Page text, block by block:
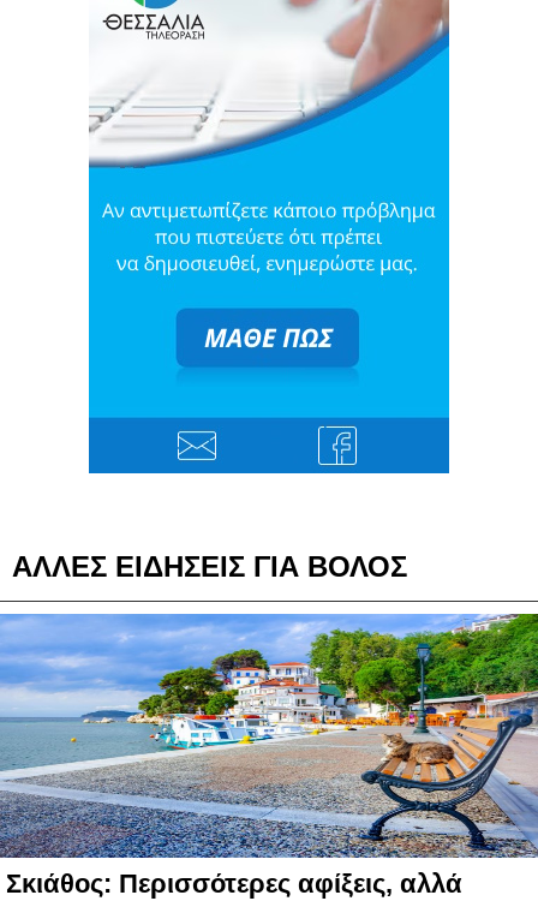
ΑΛΛΕΣ ΕΙΔΗΣΕΙΣ ΓΙΑ ΒΟΛΟΣ
Σκιάθος: Περισσότερες αφίξεις, αλλά